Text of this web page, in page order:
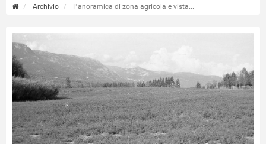
Archivio Panoramica di zona agricola e vista...